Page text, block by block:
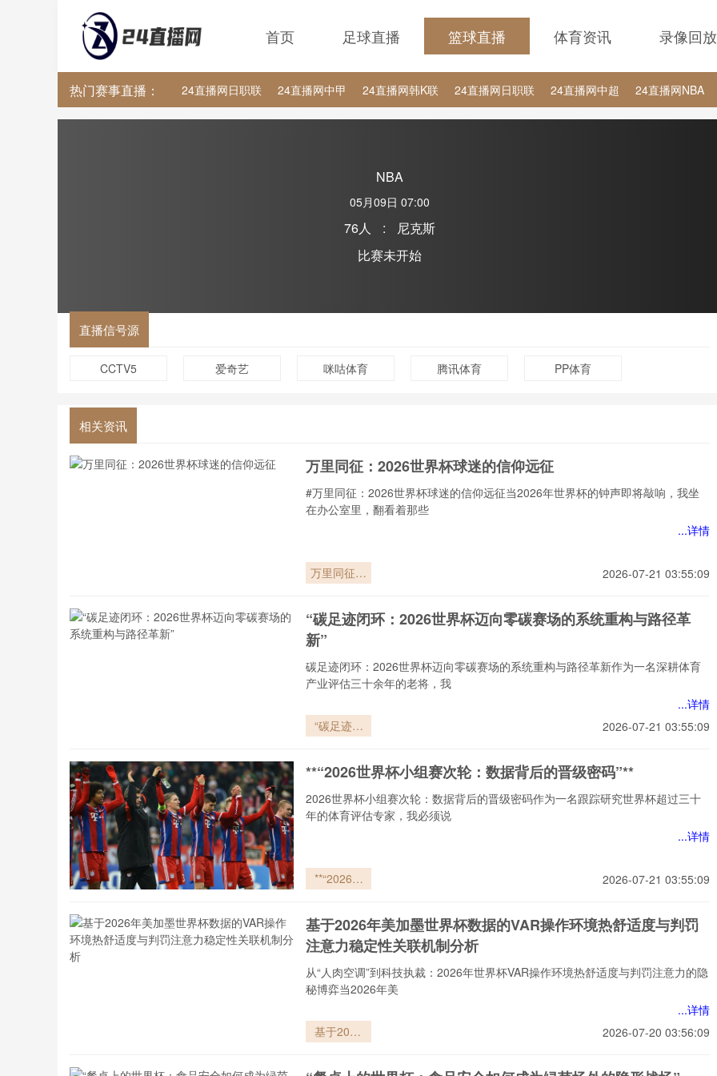
首页 足球直播 篮球直播 体育资讯 录像回放
热门赛事直播： 24直播网日职联 24直播网中甲 24直播网韩K联 24直播网日职联 24直播网中超 24直播网NBA
NBA
05月09日 07:00
76人 :
尼克斯
比赛未开始
直播信号源
CCTV5 爱奇艺 咪咕体育 腾讯体育 PP体育
相关资讯
万里同征：2026世界杯球迷的信仰远征
#万里同征：2026世界杯球迷的信仰远征当2026年世界杯的钟声即将敲响，我坐
在办公室里，翻看着那些
...详情
万里同征：
仰远征
2026-07-21 03:55:09
“碳足迹闭环：2026世界杯迈向零碳赛场的系统重构与路径革
新”
碳足迹闭环：2026世界杯迈向零碳赛场的系统重构与路径革新作为一名深耕体育
产业评估三十余年的老将，我
...详情
“碳足迹闭
零碳赛场的
系统重构与
路径革新”
2026-07-21 03:55:09
**“2026世界杯小组赛次轮：数据背后的晋级密码”**
2026世界杯小组赛次轮：数据背后的晋级密码作为一名跟踪研究世界杯超过三十
年的体育评估专家，我必须说
...详情
**“2026世
背后的晋级
密码”**
2026-07-21 03:55:09
基于2026年美加墨世界杯数据的VAR操作环境热舒适度与判罚
注意力稳定性关联机制分析
从“人肉空调”到科技执裁：2026年世界杯VAR操作环境热舒适度与判罚注意力的隐
秘博弈当2026年美
...详情
基于2026
2026-07-20 03:56:09